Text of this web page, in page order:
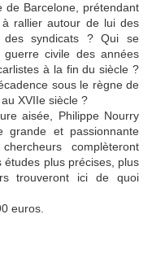
de Barcelone, prétendant
à rallier autour de lui des
des syndicats ? Qui se
civile des années
à la fin du siècle ?
sous le règne de
XVIIe siècle ?
aisée, Philippe Nourry
et passionnante
complèteront
études plus précises, plus
trouveront ici de quoi
euros.